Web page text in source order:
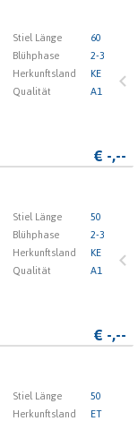
Stiel Länge
60
Blühphase
2-3
Herkunftsland
KE
Qualität A1
€ -,--
5
Stiel Länge
50
Blühphase
2-3
Herkunftsland
KE
Qualität A1
€ -,--
5
Stiel Länge
50
Herkunftsland
ET